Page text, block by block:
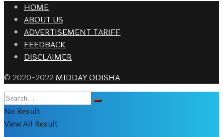
HOME
ABOUT US
ADVERTISEMENT TARIFF
FEEDBACK
DISCLAIMER
© 2020-2022 MIDDAY ODISHA
No Result
View All Result